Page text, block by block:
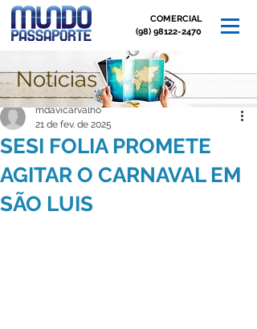
COMERCIAL
(98) 98122-2470
Post
SESI FOLIA PROMETE
AGITAR O CARNAVAL EM
SÃO LUIS
mdavicarvalho
21 de fev. de 2025
Notícias